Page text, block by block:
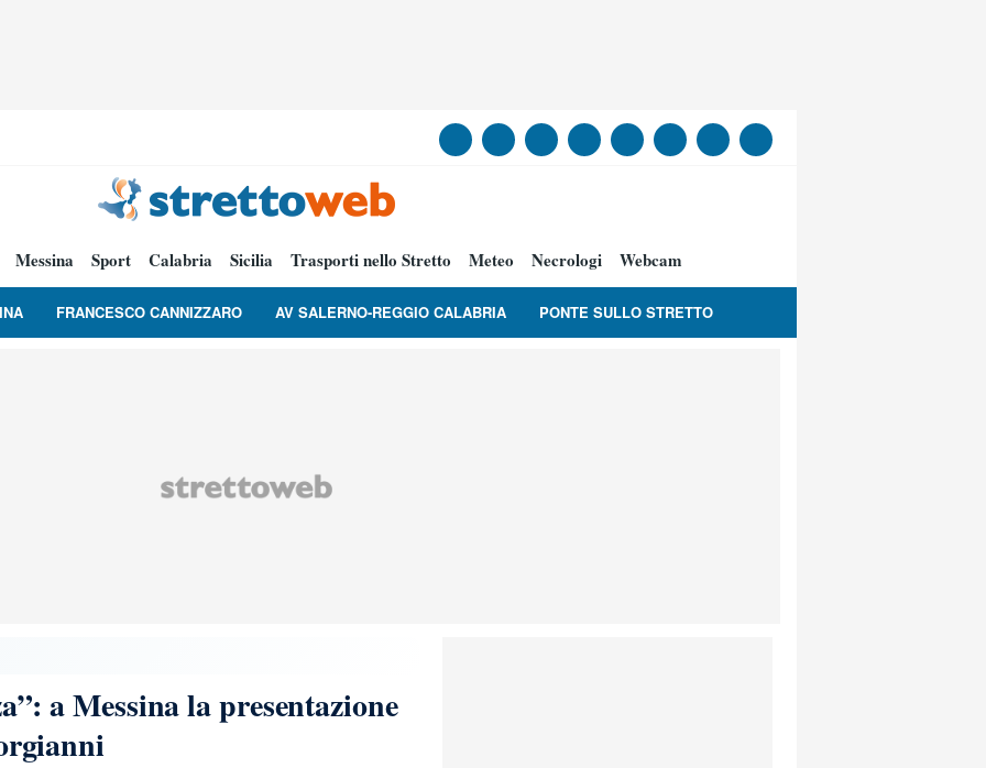
Messina Sport Calabria Sicilia Trasporti nello Stretto Meteo Necrologi Webcam
FRANCESCO CANNIZZARO AV SALERNO-REGGIO CALABRIA PONTE SULLO STRETTO
a Messina la presentazione